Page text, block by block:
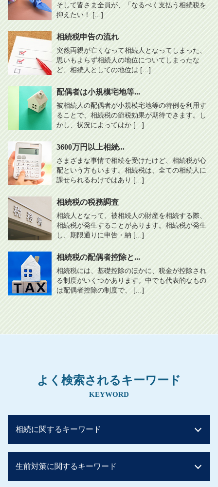
そして皆さま全員が、「なるべく支払う相続税を
抑えたい！ […]
相続税申告の流れ
突然両親が亡くなって相続人となってしまった、
思いもよらず相続人の地位についてしまったな
ど、相続人としての地位は […]
配偶者は小規模宅地等...
被相続人の配偶者が小規模宅地等の特例を利用す
ることで、相続税の節税効果が期待できます。し
かし、状況によってはか […]
3600万円以上相続...
さまざまな事情で相続を受けたけど、相続税が心
配という方もいます。相続税は、全ての相続人に
課せられるわけではあり […]
相続税の税務調査
相続人となって、被相続人の財産を相続する際、
相続税が発生することがあります。相続税が発生
し、期限通りに申告・納 […]
相続税の配偶者控除と...
相続税には、基礎控除のほかに、税金が控除され
る制度がいくつかあります。中でも代表的なもの
は配偶者控除の制度で、 […]
よく検索されるキーワード
KEYWORD
相続に関するキーワード
相続税 子供のみ
相続税 配偶者控除 デメリット
生前対策に関するキーワード